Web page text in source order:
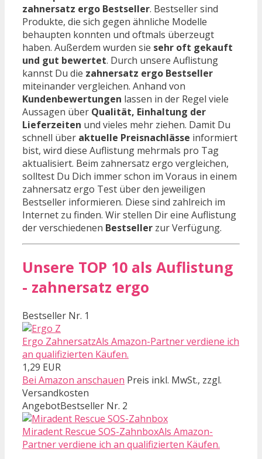
zahnersatz ergo Bestseller. Bestseller sind
Produkte, die sich gegen ähnliche Modelle
behaupten konnten und oftmals überzeugt
haben. Außerdem wurden sie sehr oft gekauft
und gut bewertet. Durch unsere Auflistung
kannst Du die zahnersatz ergo Bestseller
miteinander vergleichen. Anhand von
Kundenbewertungen lassen in der Regel viele
Aussagen über Qualität, Einhaltung der
Lieferzeiten und vieles mehr ziehen. Damit Du
schnell über aktuelle Preisnachlässe informiert
bist, wird diese Auflistung mehrmals pro Tag
aktualisiert. Beim zahnersatz ergo vergleichen,
solltest Du Dich immer schon im Voraus in einem
zahnersatz ergo Test über den jeweiligen
Bestseller informieren. Diese sind zahlreich im
Internet zu finden. Wir stellen Dir eine Auflistung
der verschiedenen Bestseller zur Verfügung.
Unsere TOP 10 als Auflistung
- zahnersatz ergo
Bestseller Nr. 1
Ergo ZahnersatzAls Amazon-Partner verdiene ich
an qualifizierten Käufen.
1,29 EUR
Bei Amazon anschauen Preis inkl. MwSt., zzgl.
Versandkosten
AngebotBestseller Nr. 2
Miradent Rescue SOS-ZahnboxAls Amazon-
Partner verdiene ich an qualifizierten Käufen.